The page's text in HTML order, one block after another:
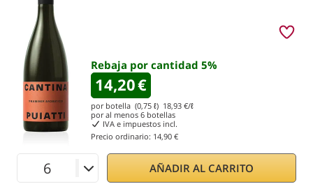
Rebaja por cantidad 5%
14,20€
por botella (0,75 ℓ) 18,93 €/ℓ
por al menos 6 botellas
IVA e impuestos incl.
Precio ordinario: 14,90 €
AÑADIR AL CARRITO